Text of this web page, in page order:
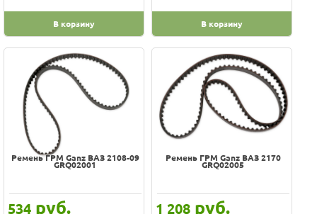
В корзину В корзину
Ремень ГРМ Ganz ВАЗ 2108-09
GRQ02001
534 руб.
Ремень ГРМ Ganz ВАЗ 2170
GRQ02005
1 208 руб.